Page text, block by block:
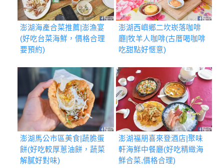
澎湖海產合菜推薦|澎漁宴
(好吃台菜海鮮，價格合理
要預約)
澎湖西嶼鄉二坎崁落咖啡
廳|牧羊人咖啡(古厝喝咖啡
吃甜點好愜意)
澎湖馬公市區美食|蔬脆蛋
餅(好吃較厚蔥油餅，蔬菜
解膩好對味)
澎湖福朋喜來登酒店|聚味
軒海鮮中餐廳(好吃精緻海
鮮合菜,價格合理)